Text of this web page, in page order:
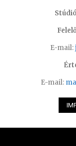
E-mail:
E-mail: